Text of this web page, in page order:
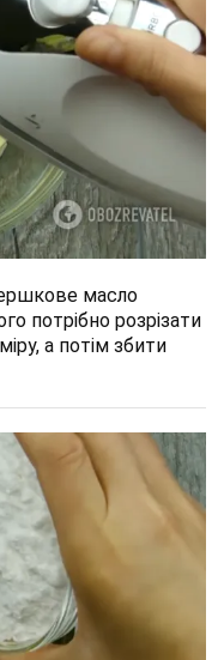
масло
потрібно розрізати
а потім збити